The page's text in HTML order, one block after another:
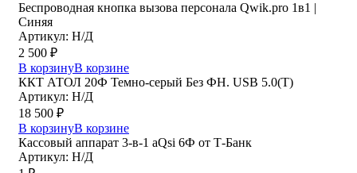
Беспроводная кнопка вызова персонала Qwik.pro 1в1 |
Cиняя
Артикул: Н/Д
2 500 ₽
В корзинуВ корзине
ККТ АТОЛ 20Ф Темно-серый Без ФН. USB 5.0(Т)
Артикул: Н/Д
18 500 ₽
В корзинуВ корзине
Кассовый аппарат 3-в-1 aQsi 6Ф от Т-Банк
Артикул: Н/Д